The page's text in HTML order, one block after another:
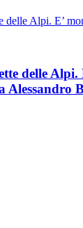
delle
Alessandro